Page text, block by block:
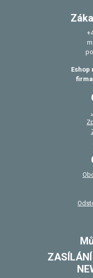
firma
ZASÍLÁNÍ